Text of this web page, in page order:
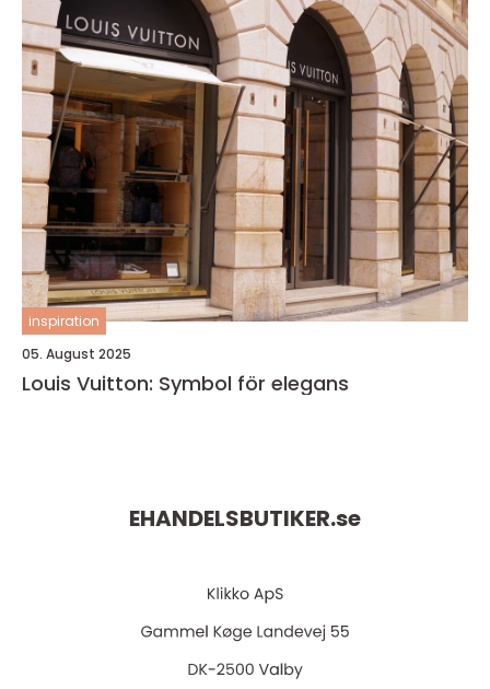
inspiration
05. August 2025
Louis Vuitton: Symbol för elegans
EHANDELSBUTIKER.se